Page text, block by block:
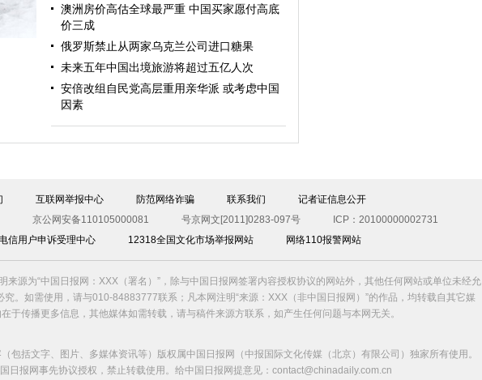
澳洲房价高估全球最严重 中国买家愿付高底
价三成
俄罗斯禁止从两家乌克兰公司进口糖果
未来五年中国出境旅游将超过五亿人次
安倍改组自民党高层重用亲华派 或考虑中国
因素
互联网举报中心 防范网络诈骗 联系我们
记者证信息公开
京公网安备110105000081
号京网文[2011]0283-097号
ICP：20100000002731
信用户申诉受理中心
12318全国文化市场举报网站 网络110报警网站
来源为“中国日报网：XXX（署名）”，除与中国日报网签署内容授权协议的网站外，其他任何网站或单位未经允
。如需使用，请与010-84883777联系；凡本网注明“来源：XXX（非中国日报网）”的作品，均转载自其它媒
于传播更多信息，其他媒体如需转载，请与稿件来源方联系，如产生任何问题与本网无关。
包括文字、图片、多媒体资讯等）版权属中国日报网（中报国际文化传媒（北京）有限公司）独家所有使用。
日报网事先协议授权，禁止转载使用。给中国日报网提意见：contact@chinadaily.com.cn